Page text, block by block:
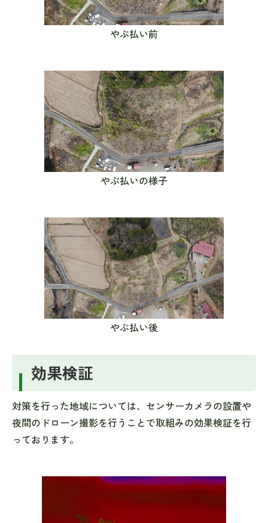
やぶ払い前
やぶ払いの様子
やぶ払い後
効果検証
対策を行った地域については、センサーカメラの設置や
夜間のドローン撮影を行うことで取組みの効果検証を行
っております。